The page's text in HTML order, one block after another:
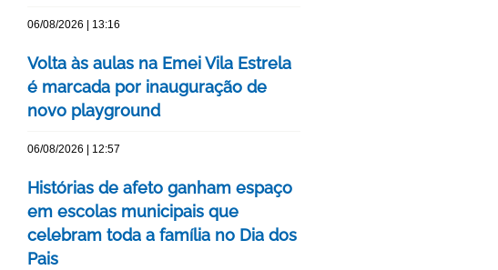
06/08/2026 | 13:16
Volta às aulas na Emei Vila Estrela
é marcada por inauguração de
novo playground
06/08/2026 | 12:57
Histórias de afeto ganham espaço
em escolas municipais que
celebram toda a família no Dia dos
Pais